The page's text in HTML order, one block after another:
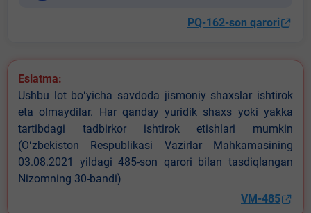
PQ-162-son qarori
Eslatma:
Ushbu lot boʻyicha savdoda jismoniy shaxslar ishtirok
eta olmaydilar. Har qanday yuridik shaxs yoki yakka
tartibdagi tadbirkor ishtirok etishlari mumkin
(Oʻzbekiston Respublikasi Vazirlar Mahkamasining
03.08.2021 yildagi 485-son qarori bilan tasdiqlangan
Nizomning 30-bandi)
VM-485